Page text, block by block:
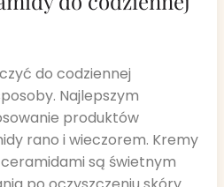
do codziennej
Najlepszym
produktów
rano i wieczorem. Kremy
są świetnym